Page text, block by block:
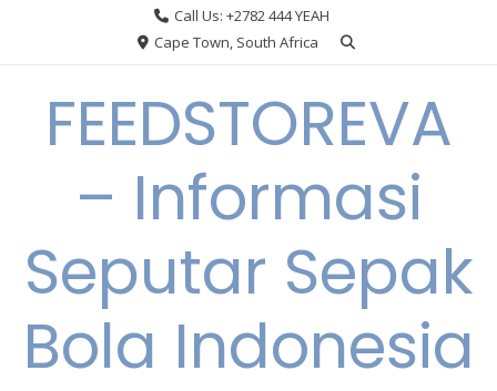
Call Us: +2782 444 YEAH
Cape Town, South Africa
FEEDSTOREVA
– Informasi
Seputar Sepak
Bola Indonesia